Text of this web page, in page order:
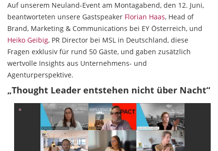
Auf unserem Neuland-Event am Montagabend, den 12. Juni,
beantworteten unsere Gastspeaker Florian Haas, Head of
Brand, Marketing & Communications bei EY Österreich, und
Heiko Geibig, PR Director bei MSL in Deutschland, diese
Fragen exklusiv für rund 50 Gäste, und gaben zusätzlich
wertvolle Insights aus Unternehmens- und
Agenturperspektive.
„Thought Leader entstehen nicht über Nacht“